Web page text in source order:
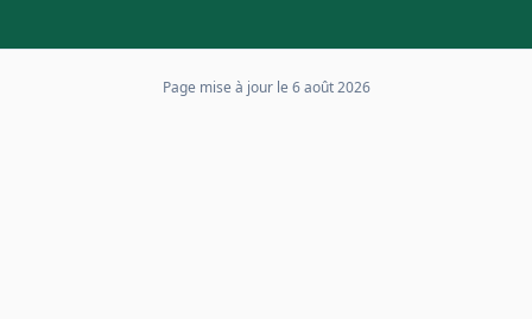
Page mise à jour le 6 août 2026